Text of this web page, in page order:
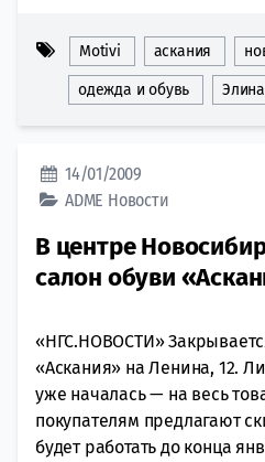
Motivi аскания
одежда и обувь
14/01/2009
ADME Новости
В центре
салон обуви
«НГС.НОВОСТИ»
«Аскания» на Ленина, 12.
уже началась — на весь
покупателям предлагают
будет работать до конца